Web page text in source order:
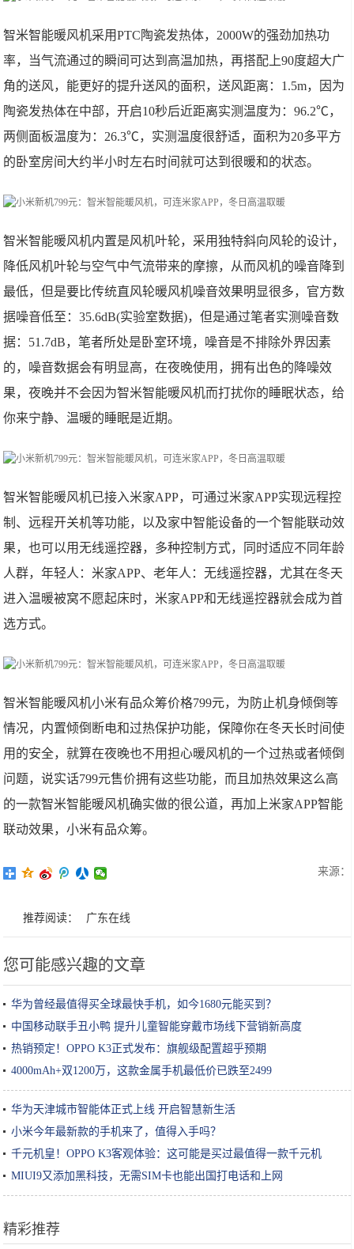
智米智能暖风机采用PTC陶瓷发热体，2000W的强劲加热功
率，当气流通过的瞬间可达到高温加热，再搭配上90度超大广
角的送风，能更好的提升送风的面积，送风距离：1.5m，因为
陶瓷发热体在中部，开启10秒后近距离实测温度为：96.2℃，
两侧面板温度为：26.3℃，实测温度很舒适，面积为20多平方
的卧室房间大约半小时左右时间就可达到很暖和的状态。
智米智能暖风机内置是风机叶轮，采用独特斜向风轮的设计，
降低风机叶轮与空气中气流带来的摩擦，从而风机的噪音降到
最低，但是要比传统直风轮暖风机噪音效果明显很多，官方数
据噪音低至：35.6dB(实验室数据)，但是通过笔者实测噪音数
据：51.7dB，笔者所处是卧室环境，噪音是不排除外界因素
的，噪音数据会有明显高，在夜晚使用，拥有出色的降噪效
果，夜晚并不会因为智米智能暖风机而打扰你的睡眠状态，给
你来宁静、温暖的睡眠是近期。
智米智能暖风机已接入米家APP，可通过米家APP实现远程控
制、远程开关机等功能，以及家中智能设备的一个智能联动效
果，也可以用无线遥控器，多种控制方式，同时适应不同年龄
人群，年轻人：米家APP、老年人：无线遥控器，尤其在冬天
进入温暖被窝不愿起床时，米家APP和无线遥控器就会成为首
选方式。
智米智能暖风机小米有品众筹价格799元，为防止机身倾倒等
情况，内置倾倒断电和过热保护功能，保障你在冬天长时间使
用的安全，就算在夜晚也不用担心暖风机的一个过热或者倾倒
问题，说实话799元售价拥有这些功能，而且加热效果这么高
的一款智米智能暖风机确实做的很公道，再加上米家APP智能
联动效果，小米有品众筹。
来源：
推荐阅读： 广东在线
您可能感兴趣的文章
华为曾经最值得买全球最快手机，如今1680元能买到？
中国移动联手丑小鸭 提升儿童智能穿戴市场线下营销新高度
热销预定！OPPO K3正式发布：旗舰级配置超乎预期
4000mAh+双1200万，这款金属手机最低价已跌至2499
华为天津城市智能体正式上线 开启智慧新生活
小米今年最新款的手机来了，值得入手吗？
千元机皇！OPPO K3客观体验：这可能是买过最值得一款千元机
MIUI9又添加黑科技，无需SIM卡也能出国打电话和上网
精彩推荐